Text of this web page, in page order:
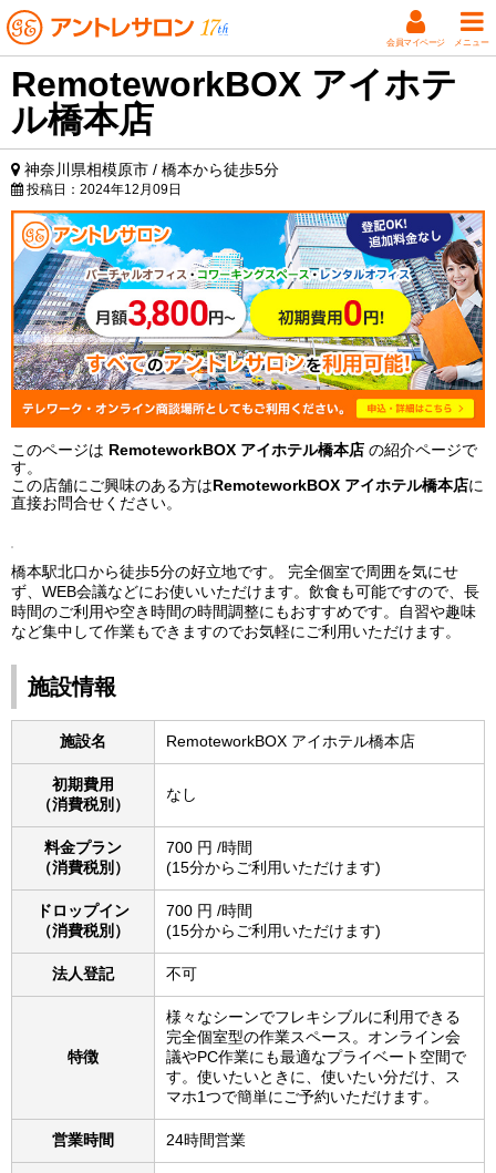
会員マイページ メニュー
RemoteworkBOX アイホテ
ル橋本店
神奈川県相模原市 / 橋本から徒歩5分
投稿日： 2024年12月09日
このページは RemoteworkBOX アイホテル橋本店 の紹介ページで
す。
この店舗にご興味のある方はRemoteworkBOX アイホテル橋本店に
直接お問合せください。
橋本駅北口から徒歩5分の好立地です。 完全個室で周囲を気にせ
ず、WEB会議などにお使いいただけます。飲食も可能ですので、長
時間のご利用や空き時間の時間調整にもおすすめです。自習や趣味
など集中して作業もできますのでお気軽にご利用いただけます。
施設情報
施設名 RemoteworkBOX アイホテル橋本店
初期費用
（消費税別）
なし
料金プラン
（消費税別）
700 円 /時間
(15分からご利用いただけます)
ドロップイン
（消費税別）
700 円 /時間
(15分からご利用いただけます)
法人登記 不可
特徴
様々なシーンでフレキシブルに利用できる
完全個室型の作業スペース。オンライン会
議やPC作業にも最適なプライベート空間で
す。使いたいときに、使いたい分だけ、ス
マホ1つで簡単にご予約いただけます。
営業時間 24時間営業